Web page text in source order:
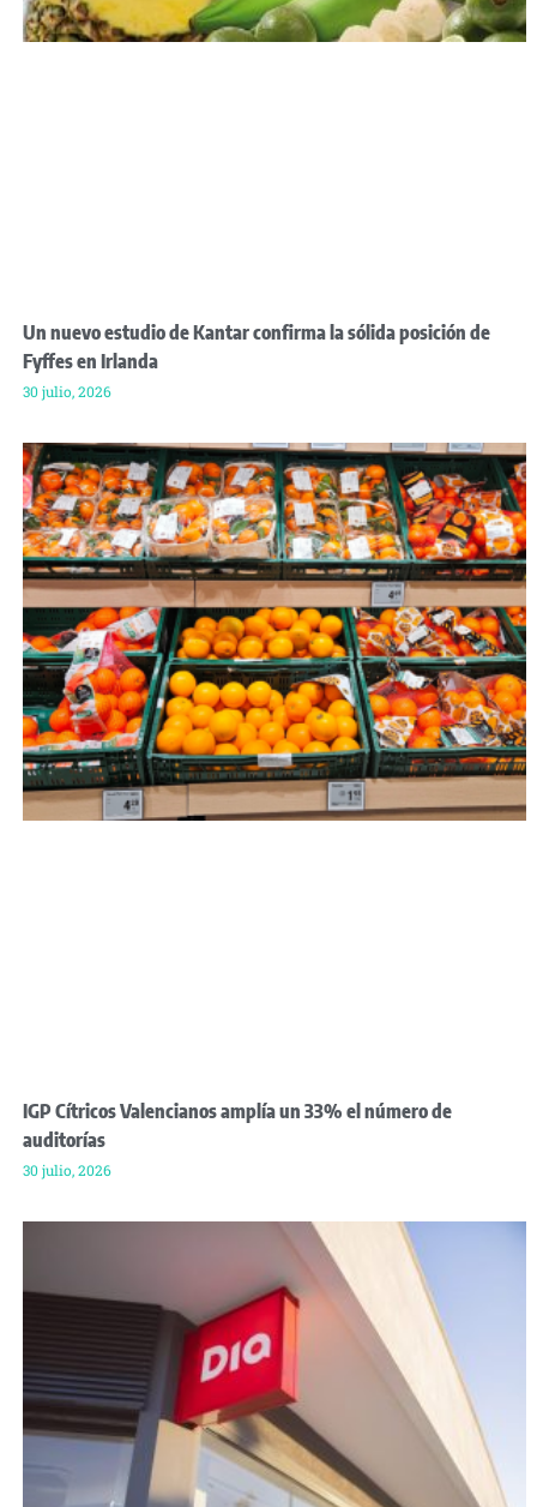
Un nuevo estudio de Kantar confirma la sólida posición de
Fyffes en Irlanda
30 julio, 2026
IGP Cítricos Valencianos amplía un 33% el número de
auditorías
30 julio, 2026